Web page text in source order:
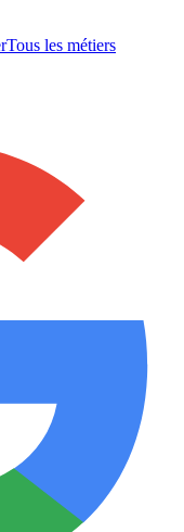
Tous les métiers